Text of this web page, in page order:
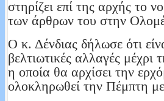
στηρίζει επί της αρχής το
των άρθρων του στην
Ο κ. Δένδιας δήλωσε ότι
βελτιωτικές αλλαγές
η οποία θα αρχίσει την
ολοκληρωθεί την Πέμπτη